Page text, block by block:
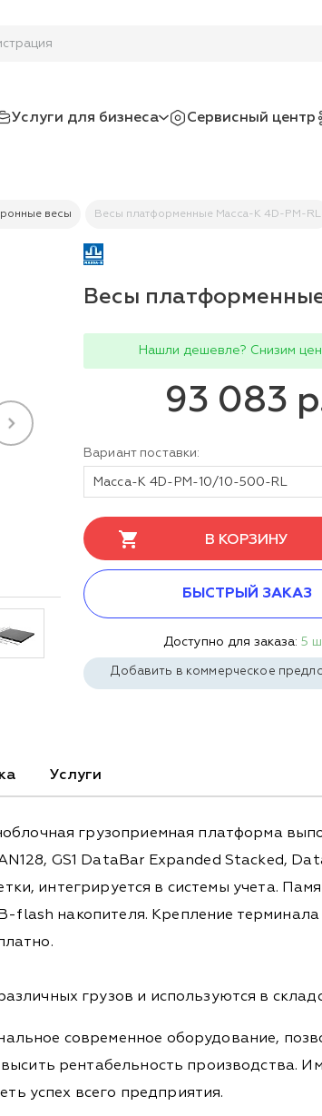
Услуги для бизнеса Сервисный центр
весы Весы платформенные Масса-К 4D-PM-RL
Весы
Нашли дешевле? Снизим
93 083
Вариант поставки:
Масса-К 4D-PM-10/10-500-RL
В КОРЗИНУ
БЫСТРЫЙ ЗАКАЗ
Доступно для заказа: 5
Добавить в коммерческое
Услуги
грузоприемная платформа
GS1 DataBar Expanded Stacked,
интегрируется в системы учета.
накопителя. Крепление терминала
грузов и используются в
современное оборудование,
рентабельность производства.
успех всего предприятия.